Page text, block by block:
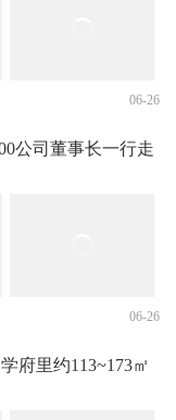
06-26
公司董事长一行走
06-26
府里约113~173㎡